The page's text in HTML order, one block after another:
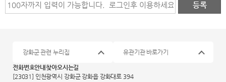
전화번호안내 찾아오시는길
[23031] 인천광역시 강화군 강화읍 강화대로 394
강화군 관련 누리집 유관기관 바로가기